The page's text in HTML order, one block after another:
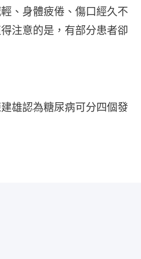
、身體疲倦、傷口經久不
注意的是，有部分患者卻
雄認為糖尿病可分四個發